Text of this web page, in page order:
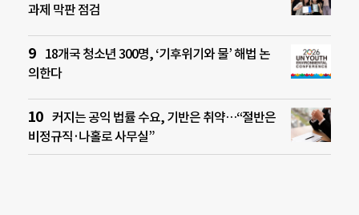
과제 막판 점검
18개국 청소년 300명, ‘기후위기와 물’ 해법 논
의한다
커지는 공익 법률 수요, 기반은 취약…“절반은
비정규직·나홀로 사무실”